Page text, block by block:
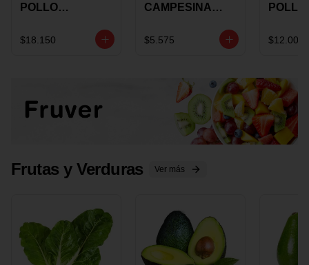
POLLO
MARINADA X
$18.150
CAMPESINA
COSTILLAR A
$5.575
POLLO
$12.000
Frutas y Verduras Ver más